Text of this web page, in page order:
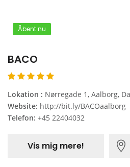
Åbent nu
BACO
Lokation : Nørregade 1, Aalborg,
Website: http://bit.ly/BACOaalborg
Telefon: +45 22404032
Vis mig mere!